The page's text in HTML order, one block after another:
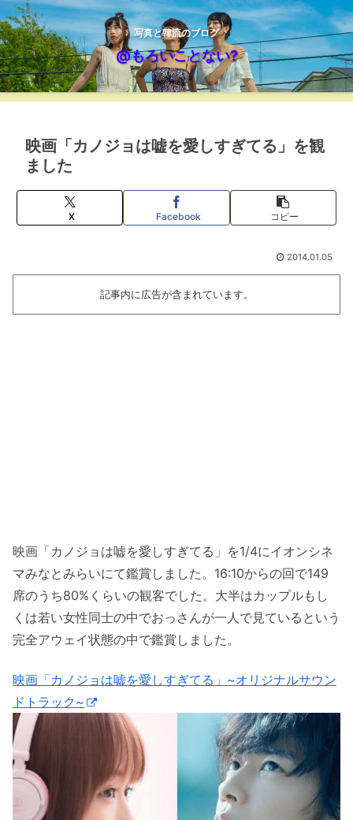
写真と韓流のブログ
@もろいことない?
映画「カノジョは嘘を愛しすぎてる」を観
ました
X Facebook コピー
2014.01.05
記事内に広告が含まれています。
映画「カノジョは嘘を愛しすぎてる」を1/4にイオンシネ
マみなとみらいにて鑑賞しました。16:10からの回で149
席のうち80%くらいの観客でした。大半はカップルもし
くは若い女性同士の中でおっさんが一人で見ているという
完全アウェイ状態の中で鑑賞しました。
映画「カノジョは嘘を愛しすぎてる」~オリジナルサウン
ドトラック~